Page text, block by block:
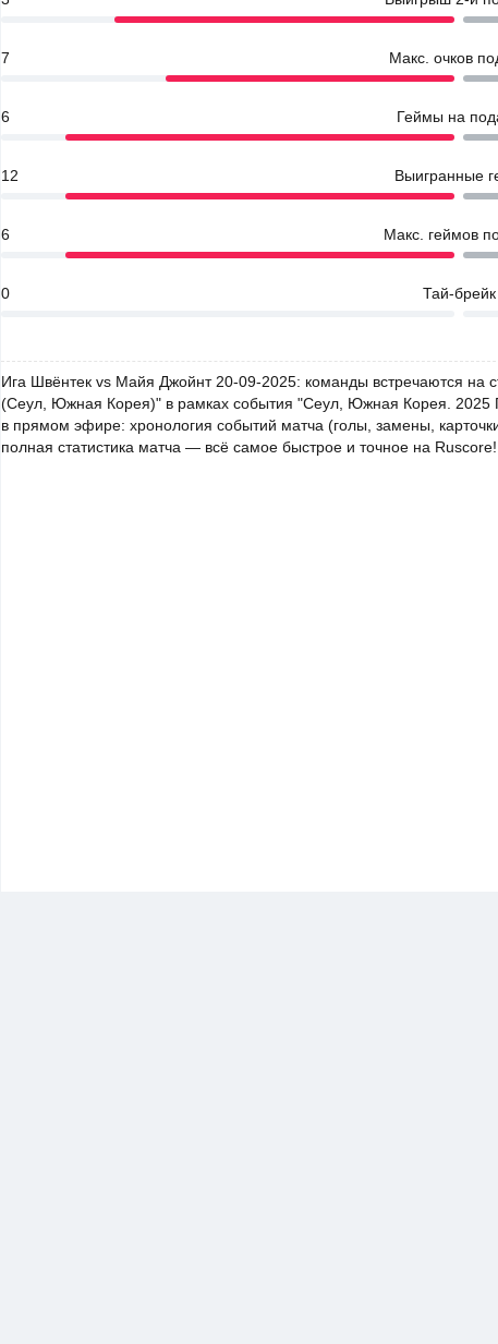
7 Макс. очков
6 Геймы на
12 Выигранные
6 Макс. геймов
0 Тай-брейк
Ига Швёнтек vs Майя Джойнт 20-09-2025: команды встречаются на
(Сеул, Южная Корея)" в рамках события "Сеул, Южная Корея.
в прямом эфире: хронология событий матча (голы, замены,
полная статистика матча — всё самое быстрое и точное на Ruscore!